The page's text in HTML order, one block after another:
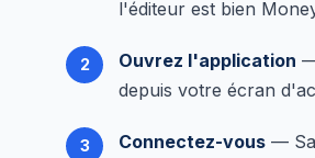
l'éditeur est bien
Ouvrez l'application
depuis votre écran
Connectez-vous —